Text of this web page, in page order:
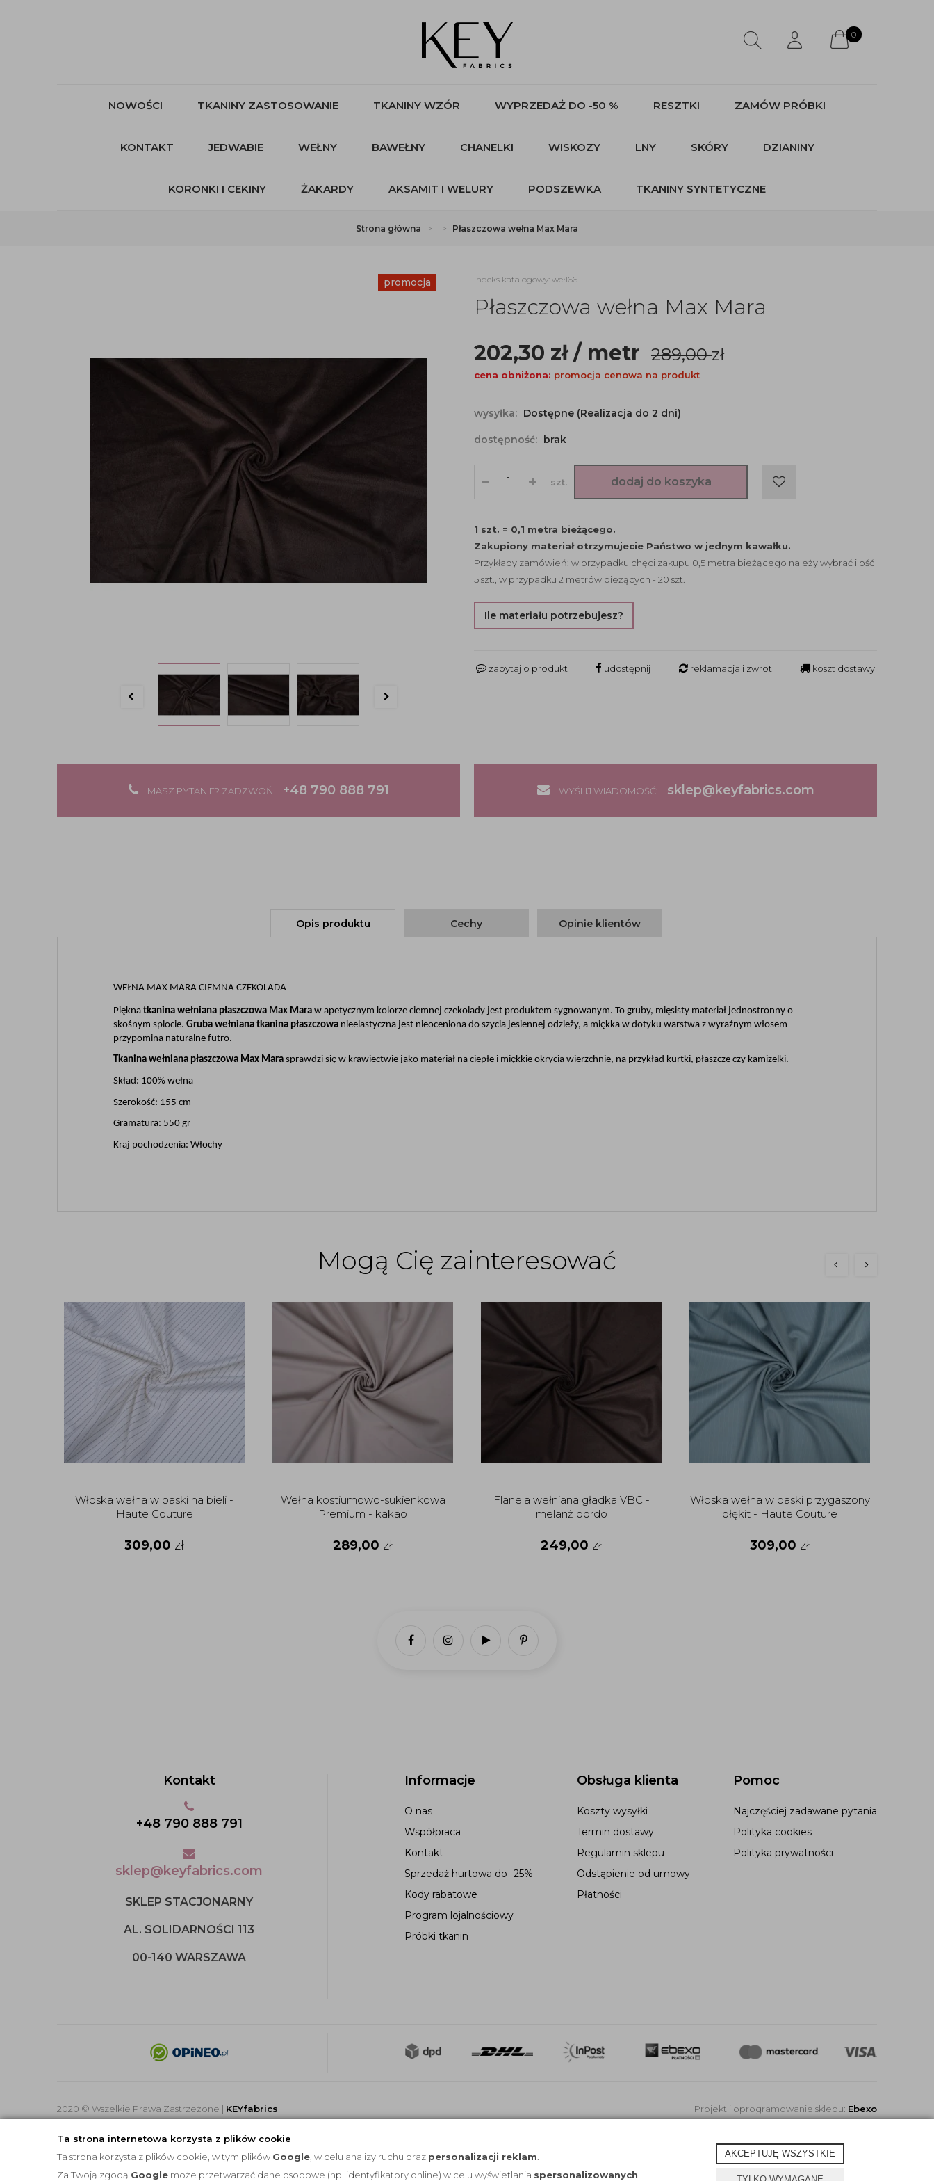
Ta strona internetowa korzysta z plików cookie
Ta strona korzysta z plików cookie, w tym plików Google , w celu analizy ruchu oraz personalizacji reklam
Za Twoją zgodą Google może przetwarzać dane osobowe (np. identyfikatory online) w celu wyświetlania spersonalizowanych
AKCEPTUJĘ WSZYSTKIE
TYLKO WYMAGANE
0
NOWOŚCI TKANINY ZASTOSOWANIE TKANINY WZÓR WYPRZEDAŻ DO -50 % RESZTKI ZAMÓW PRÓBKI
KONTAKT JEDWABIE WEŁNY BAWEŁNY CHANELKI WISKOZY LNY SKÓRY DZIANINY
KORONKI I CEKINY ŻAKARDY AKSAMIT I WELURY PODSZEWKA TKANINY SYNTETYCZNE
Strona główna Płaszczowa wełna Max Mara
promocja indeks katalogowy: weł166
Płaszczowa wełna Max Mara
202,30 zł/ metr 289,00zł
cena obniżona: promocja cenowa na produkt
wysyłka: Dostępne (Realizacja do 2 dni)
dostępność: brak
szt. dodaj do koszyka
1 szt. = 0,1 metra bieżącego.
Zakupiony materiał otrzymujecie Państwo w jednym kawałku.
Przykłady zamówień: w przypadku chęci zakupu 0,5 metra bieżącego należy wybrać ilość
5 szt., w przypadku 2 metrów bieżących - 20 szt.
Ile materiału potrzebujesz?
zapytaj o produkt udostępnij reklamacja i zwrot koszt dostawy
MASZ PYTANIE? ZADZWOŃ +48 790 888 791 WYŚLIJ WIADOMOŚĆ: sklep@keyfabrics.com
Opis produktu Cechy Opinie klientów
WEŁNA MAX MARA CIEMNA CZEKOLADA
Piękna tkanina wełniana płaszczowa Max Mara w apetycznym kolorze ciemnej czekolady jest produktem sygnowanym. To gruby, mięsisty materiał jednostronny o
skośnym splocie. Gruba wełniana tkanina płaszczowa nieelastyczna jest nieoceniona do szycia jesiennej odzieży, a miękka w dotyku warstwa z wyraźnym włosem
przypomina naturalne futro.
Tkanina wełniana płaszczowa Max Mara sprawdzi się w krawiectwie jako materiał na ciepłe i miękkie okrycia wierzchnie, na przykład kurtki, płaszcze czy kamizelki.
Skład: 100% wełna
Szerokość: 155 cm
Gramatura: 550 gr
Kraj pochodzenia: Włochy
Mogą Cię zainteresować
Włoska wełna w paski na bieli -
Haute Couture
309,00 zł
Wełna kostiumowo-sukienkowa
Premium - kakao
289,00 zł
Flanela wełniana gładka VBC -
melanż bordo
249,00 zł
Włoska wełna w paski przygaszony
błękit - Haute Couture
309,00 zł
Informacje
O nas
Współpraca
Kontakt
Sprzedaż hurtowa do -25%
Kody rabatowe
Program lojalnościowy
Próbki tkanin
Obsługa klienta
Koszty wysyłki
Termin dostawy
Regulamin sklepu
Odstąpienie od umowy
Płatności
Pomoc
Najczęściej zadawane pytania
Polityka cookies
Polityka prywatności
Kontakt
+48 790 888 791
sklep@keyfabrics.com
SKLEP STACJONARNY
AL. SOLIDARNOŚCI 113
00-140 WARSZAWA
2020 © Wszelkie Prawa Zastrzeżone | KEYfabrics Projekt i oprogramowanie sklepu: Ebexo